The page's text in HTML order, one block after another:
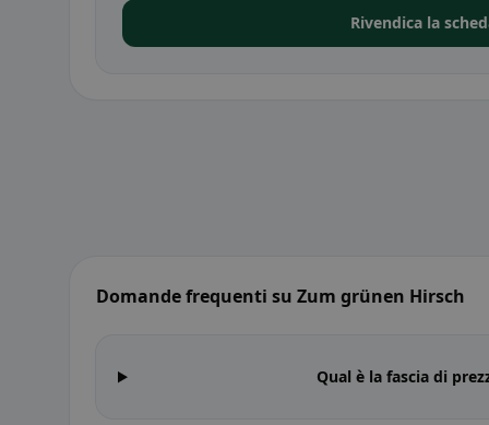
Rivendica la
Domande frequenti su Zum grünen Hirsch
Qual è la fascia di